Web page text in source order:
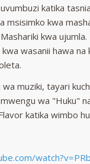
katika
msisimko kwa
kwa
wasanii hawa na
muziki, tayari
wa "Huku"
katika wimbo